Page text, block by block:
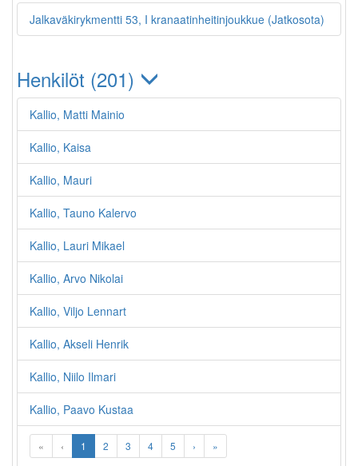
Jalkaväkirykmentti 53, I kranaatinheitinjoukkue (Jatkosota)
Henkilöt (201)
Kallio, Matti Mainio
Kallio, Kaisa
Kallio, Mauri
Kallio, Tauno Kalervo
Kallio, Lauri Mikael
Kallio, Arvo Nikolai
Kallio, Viljo Lennart
Kallio, Akseli Henrik
Kallio, Niilo Ilmari
Kallio, Paavo Kustaa
« ‹ 1 2 3 4 5 › »